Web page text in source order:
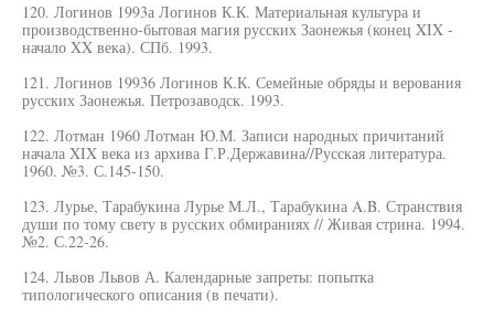
120. Логинов 1993а Логинов К.К. Материальная культура и
производственно-бытовая магия русских Заонежья (конец XIX -
начало XX века). СПб. 1993.
121. Логинов 19936 Логинов К.К. Семейные обряды и верования
русских Заонежья. Петрозаводск. 1993.
122. Лотман 1960 Лотман Ю.М. Записи народных причитаний
начала XIX века из архива Г.Р.Державина//Русская литература.
1960. №3. С.145-150.
123. Лурье, Тарабукина Лурье М.Л., Тарабукина A.B. Странствия
души по тому свету в русских обмираниях // Живая стрина. 1994.
№2. С.22-26.
124. Львов Львов А. Календарные запреты: попытка
типологического описания (в печати).